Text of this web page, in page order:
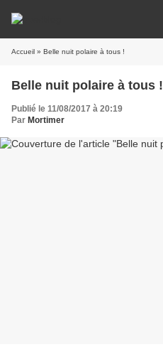
Accueil » Belle nuit polaire à tous !
Belle nuit polaire à tous !
Publié le 11/08/2017 à 20:19
Par Mortimer